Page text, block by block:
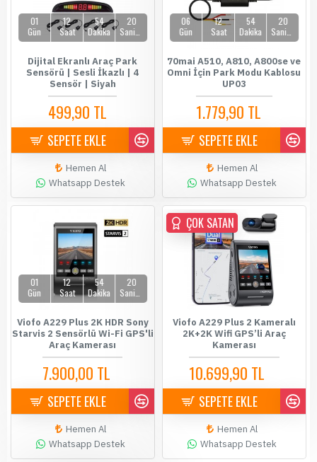
01
Gün
12
Saat
54
Dakika
19
Dijital Ekranlı Araç Park
Sensörü | Sesli İkazlı | 4
Sensör | Siyah
499,90 TL
SEPETE EKLE
Hemen Al
Whatsapp Destek
06
Gün
12
Saat
54
Dakika
19
70mai A510, A810, A800se ve
Omni İçin Park Modu Kablosu
UP03
1.779,90 TL
SEPETE EKLE
Hemen Al
Whatsapp Destek
01
Gün
12
Saat
54
Dakika
19
Viofo A229 Plus 2K HDR Sony
Starvis 2 Sensörlü Wi-Fi GPS'li
Araç Kamerası
7.900,00 TL
SEPETE EKLE
Hemen Al
Whatsapp Destek
ÇOK SATAN
ÇOK SATAN
Viofo A229 Plus 2 Kameralı
2K+2K Wifi GPS’li Araç
Kamerası
10.699,90 TL
SEPETE EKLE
Hemen Al
Whatsapp Destek